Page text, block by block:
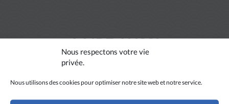
Nous respectons votre vie
privée.
Nous utilisons des cookies pour optimiser notre site web et notre service.
A LIRE AUSSI